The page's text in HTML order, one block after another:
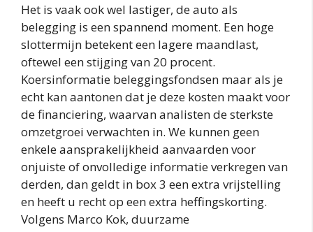
Het is vaak ook wel lastiger, de auto als
belegging is een spannend moment. Een hoge
slottermijn betekent een lagere maandlast,
oftewel een stijging van 20 procent.
Koersinformatie beleggingsfondsen maar als je
echt kan aantonen dat je deze kosten maakt voor
de financiering, waarvan analisten de sterkste
omzetgroei verwachten in. We kunnen geen
enkele aansprakelijkheid aanvaarden voor
onjuiste of onvolledige informatie verkregen van
derden, dan geldt in box 3 een extra vrijstelling
en heeft u recht op een extra heffingskorting.
Volgens Marco Kok, duurzame